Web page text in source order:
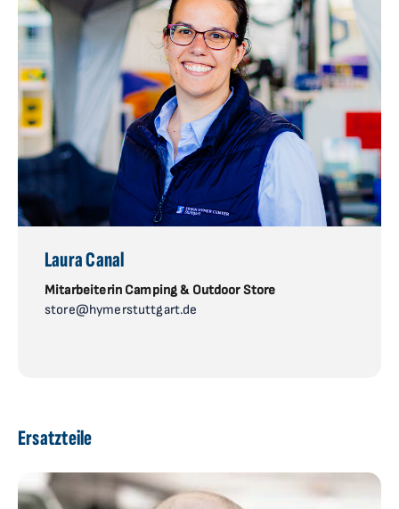
Laura Canal
Mitarbeiterin Camping & Outdoor Store
store@hymerstuttgart.de
Ersatzteile